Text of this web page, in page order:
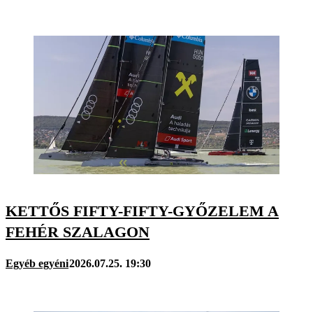
KETTŐS FIFTY-FIFTY-GYŐZELEM A
FEHÉR SZALAGON
Egyéb egyéni2026.07.25. 19:30